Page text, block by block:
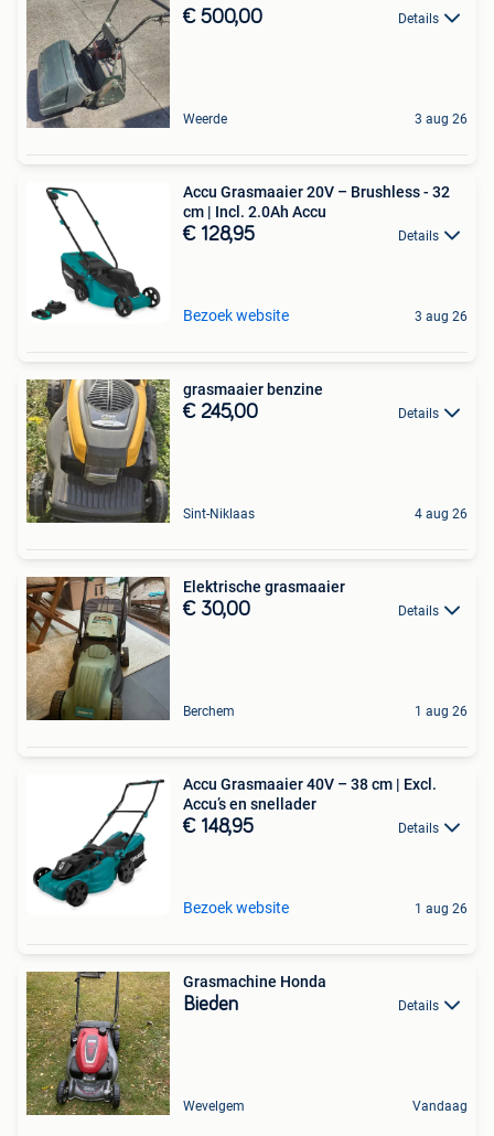
€ 500,00 Details
Weerde 3 aug 26
Accu Grasmaaier 20V – Brushless - 32
cm | Incl. 2.0Ah Accu
€ 128,95 Details
Bezoek website 3 aug 26
grasmaaier benzine
€ 245,00 Details
Sint-Niklaas 4 aug 26
Elektrische grasmaaier
€ 30,00 Details
Berchem 1 aug 26
Accu Grasmaaier 40V – 38 cm | Excl.
Accu’s en snellader
€ 148,95 Details
Bezoek website 1 aug 26
Grasmachine Honda
Bieden Details
Wevelgem Vandaag